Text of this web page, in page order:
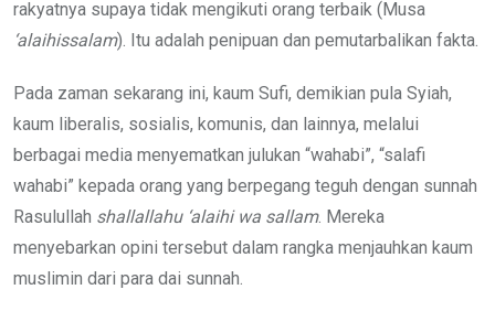
rakyatnya supaya tidak mengikuti orang terbaik (Musa
‘alaihissalam). Itu adalah penipuan dan pemutarbalikan fakta.
Pada zaman sekarang ini, kaum Sufi, demikian pula Syiah,
kaum liberalis, sosialis, komunis, dan lainnya, melalui
berbagai media menyematkan julukan “wahabi”, “salafi
wahabi” kepada orang yang berpegang teguh dengan sunnah
Rasulullah shallallahu ‘alaihi wa sallam. Mereka
menyebarkan opini tersebut dalam rangka menjauhkan kaum
muslimin dari para dai sunnah.